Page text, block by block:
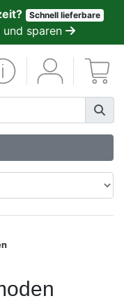
Schnell lieferbare
sparen